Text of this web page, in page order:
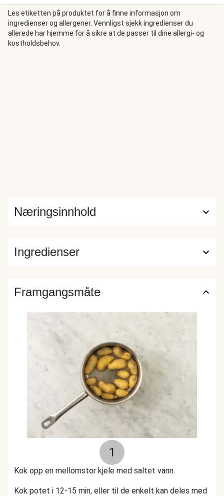
Les etiketten på produktet for å finne informasjon om
ingredienser og allergener. Vennligst sjekk ingredienser du
allerede har hjemme for å sikre at de passer til dine allergi- og
kostholdsbehov.
Ingredienser
Næringsinnhold
Framgangsmåte
1
Kok opp en mellomstor kjele med saltet vann.
Kok potet i 12-15 min, eller til de enkelt kan deles med